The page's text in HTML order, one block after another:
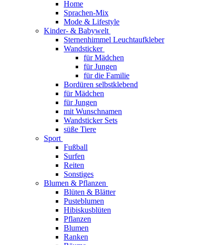
Home
Sprachen-Mix
Mode & Lifestyle
Kinder- & Babywelt
Sternenhimmel Leuchtaufkleber
Wandsticker
für Mädchen
für Jungen
für die Familie
Bordüren selbstklebend
für Mädchen
für Jungen
mit Wunschnamen
Wandsticker Sets
süße Tiere
Sport
Fußball
Surfen
Reiten
Sonstiges
Blumen & Pflanzen
Blüten & Blätter
Pusteblumen
Hibiskusblüten
Pflanzen
Blumen
Ranken